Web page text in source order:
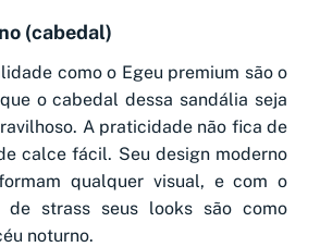
(cabedal)
como o Egeu premium são o
o cabedal dessa sandália seja
A praticidade não fica de
calce fácil. Seu design moderno
qualquer visual, e com o
strass seus looks são como
noturno.